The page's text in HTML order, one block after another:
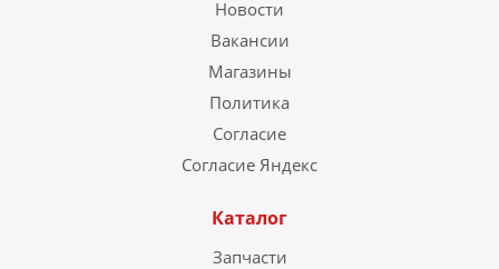
Новости
Вакансии
Магазины
Политика
Согласие
Согласие Яндекс
Каталог
Запчасти